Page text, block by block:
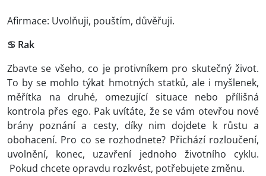
Afirmace: Uvolňuji, pouštím, důvěřuji.
♋ Rak
Zbavte se všeho, co je protivníkem pro skutečný život.
To by se mohlo týkat hmotných statků, ale i myšlenek,
měřítka na druhé, omezující situace nebo přílišná
kontrola přes ego. Pak uvítáte, že se vám otevřou nové
brány poznání a cesty, díky nim dojdete k růstu a
obohacení. Pro co se rozhodnete? Přichází rozloučení,
uvolnění, konec, uzavření jednoho životního cyklu.
Pokud chcete opravdu rozkvést, potřebujete změnu.